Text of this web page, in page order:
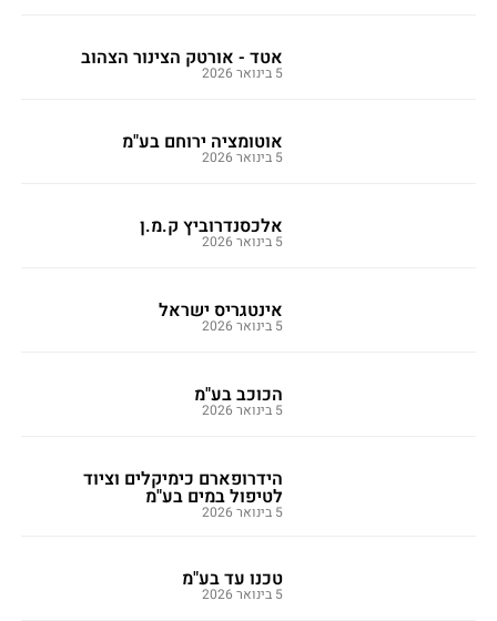
אטד - אורטק הצינור הצהוב
5 בינואר 2026
אוטומציה ירוחם בע"מ
5 בינואר 2026
אלכסנדרוביץ ק.מ.ן
5 בינואר 2026
אינטגריס ישראל
5 בינואר 2026
הכוכב בע"מ
5 בינואר 2026
הידרופארם כימיקלים וציוד
לטיפול במים בע"מ
5 בינואר 2026
טכנו עד בע"מ
5 בינואר 2026